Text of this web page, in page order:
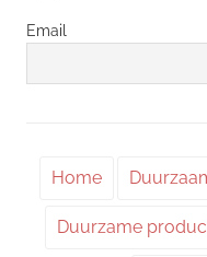
Email
Home
Duurzame